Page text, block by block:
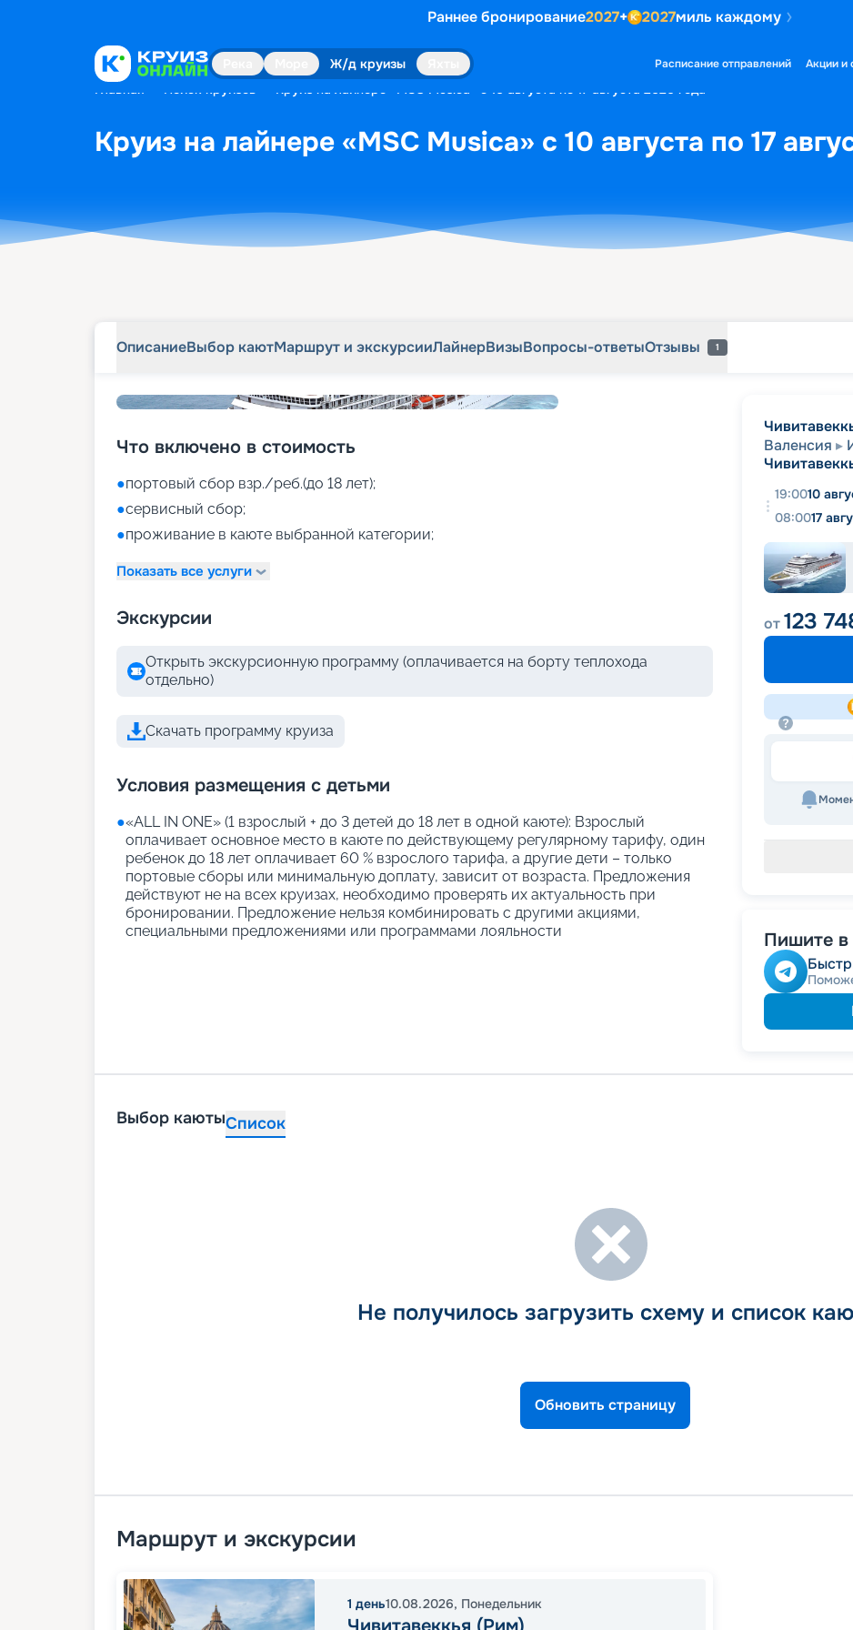
Раннее бронирование2027+ 2027миль каждому
Ж/д круизы Расписание отправлений Акции и
Главная Поиск круизов Круиз на лайнере «MSC Musica» с 10 августа по 17 августа 2026 года
Круиз на лайнере «MSC Musica» с 10 августа по 17
ОписаниеВыбор каютМаршрут и экскурсииЛайнерВизыВопросы-ответыОтзывы 1
Что включено в стоимость
●портовый сбор взр./реб.(до 18 лет);
●сервисный сбор;
●проживание в каюте выбранной категории;
Показать все услуги
Экскурсии
Открыть экскурсионную программу (оплачивается на борту теплохода
отдельно)
Скачать программу круиза
Условия размещения с детьми
●«АLL IN ONE» (1 взрослый + до 3 детей до 18 лет в одной каюте): Взрослый
оплачивает основное место в каюте по действующему регулярному тарифу, один
ребенок до 18 лет оплачивает 60 % взрослого тарифа, а другие дети – только
портовые сборы или минимальную доплату, зависит от возраста. Предложения
действуют не на всех круизах, необходимо проверять их актуальность при
бронировании. Предложение нельзя комбинировать с другими акциями,
специальными предложениями или программами лояльности
Валенсия
19:0010
08:0017
от123
Пишите в
Выбор каютыСписок
Не получилось загрузить схему и список
Обновить страницу
Маршрут и экскурсии
1 день10.08.2026, Понедельник